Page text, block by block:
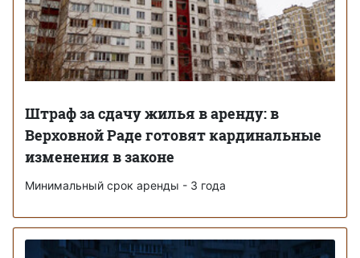
Штраф за сдачу жилья в аренду: в
Верховной Раде готовят кардинальные
изменения в законе
Минимальный срок аренды - 3 года